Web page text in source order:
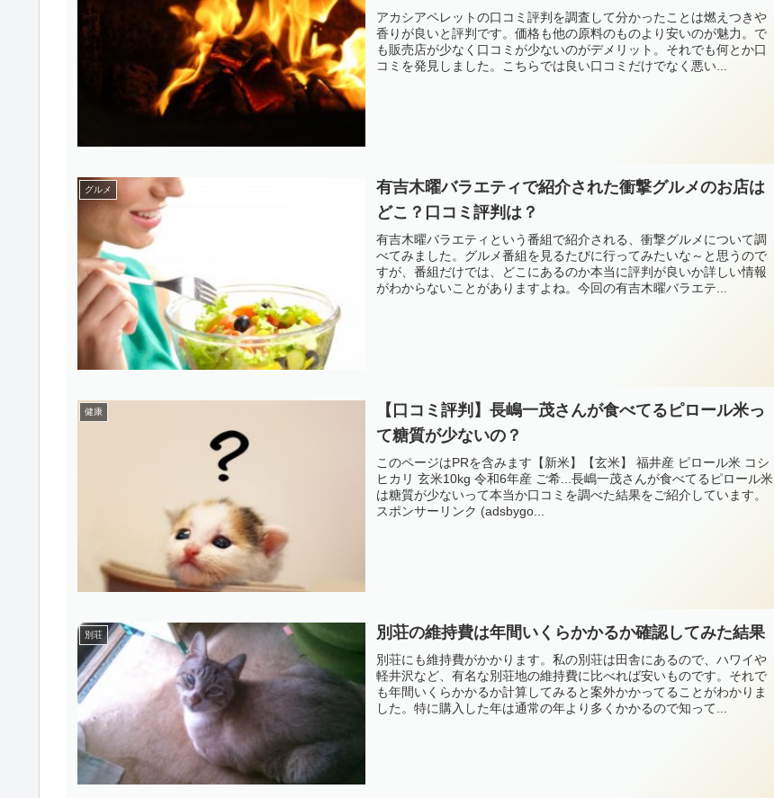
アカシアペレットの口コミ評判を調査して分かったことは燃えつきや
香りが良いと評判です。価格も他の原料のものより安いのが魅力。で
も販売店が少なく口コミが少ないのがデメリット。それでも何とか口
コミを発見しました。こちらでは良い口コミだけでなく悪い...
グルメ
有吉木曜バラエティで紹介された衝撃グルメのお店は
どこ？口コミ評判は？
有吉木曜バラエティという番組で紹介される、衝撃グルメについて調
べてみました。グルメ番組を見るたびに行ってみたいな～と思うので
すが、番組だけでは、どこにあるのか本当に評判が良いか詳しい情報
がわからないことがありますよね。今回の有吉木曜バラエテ...
健康
【口コミ評判】長嶋一茂さんが食べてるピロール米っ
て糖質が少ないの？
このページはPRを含みます【新米】【玄米】 福井産 ピロール米 コシ
ヒカリ 玄米10kg 令和6年産 ご希...長嶋一茂さんが食べてるピロール米
は糖質が少ないって本当か口コミを調べた結果をご紹介しています。
スポンサーリンク (adsbygo...
別荘 別荘の維持費は年間いくらかかるか確認してみた結果
別荘にも維持費がかかります。私の別荘は田舎にあるので、ハワイや
軽井沢など、有名な別荘地の維持費に比べれば安いものです。それで
も年間いくらかかるか計算してみると案外かかってることがわかりま
した。特に購入した年は通常の年より多くかかるので知って...